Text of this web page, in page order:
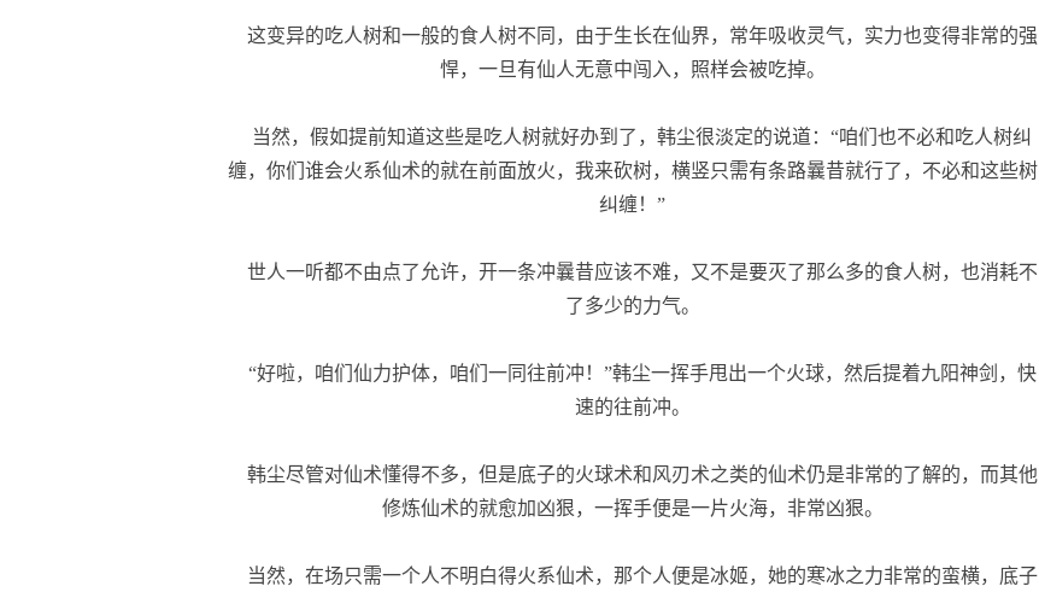
这变异的吃人树和一般的食人树不同，由于生长在仙界，常年吸收灵气，实力也变得非常的强
悍，一旦有仙人无意中闯入，照样会被吃掉。
当然，假如提前知道这些是吃人树就好办到了，韩尘很淡定的说道：“咱们也不必和吃人树纠
缠，你们谁会火系仙术的就在前面放火，我来砍树，横竖只需有条路曩昔就行了，不必和这些树
纠缠！”
世人一听都不由点了允许，开一条冲曩昔应该不难，又不是要灭了那么多的食人树，也消耗不
了多少的力气。
“好啦，咱们仙力护体，咱们一同往前冲！”韩尘一挥手甩出一个火球，然后提着九阳神剑，快
速的往前冲。
韩尘尽管对仙术懂得不多，但是底子的火球术和风刃术之类的仙术仍是非常的了解的，而其他
修炼仙术的就愈加凶狠，一挥手便是一片火海，非常凶狠。
当然，在场只需一个人不明白得火系仙术，那个人便是冰姬，她的寒冰之力非常的蛮横，底子